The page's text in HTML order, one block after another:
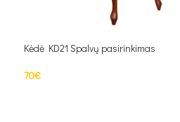
Kėdė KD21 Spalvų pasirinkimas
70€